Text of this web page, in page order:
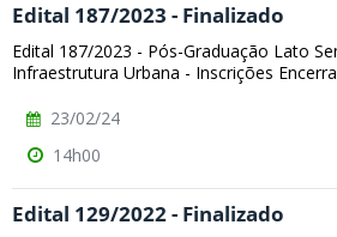
Edital 187/2023 - Finalizado
Edital 187/2023 - Pós-Graduação Lato
Infraestrutura Urbana - Inscrições
23/02/24
14h00
Edital 129/2022 - Finalizado